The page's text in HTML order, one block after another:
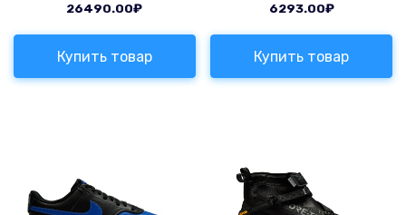
26490.00₽
Купить товар
6293.00₽
Купить товар